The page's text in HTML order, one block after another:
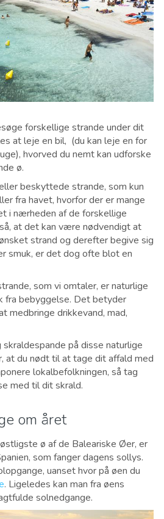
forskellige strande under dit
at leje en bil, (du kan leje en for
hvorved du nemt kan udforske
ø.
beskyttede strande, som kun
fra havet, hvorfor der er mange
i nærheden af de forskellige
at det kan være nødvendigt at
strand og derefter begive sig
smuk, er det dog ofte blot en
som vi omtaler, er naturlige
fra bebyggelse. Det betyder
medbringe drikkevand, mad,
på disse naturlige
at du nødt til at tage dit affald med
lokalbefolkningen, så tag
med til dit skrald.
om året
ø af de Baleariske Øer, er
som fanger dagens sollys.
uanset hvor på øen du
. Ligeledes kan man fra øens
solnedgange.